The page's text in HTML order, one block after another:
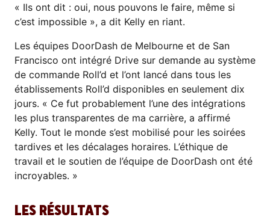
« Ils ont dit : oui, nous pouvons le faire, même si
c’est impossible », a dit Kelly en riant.
Les équipes DoorDash de Melbourne et de San
Francisco ont intégré Drive sur demande au système
de commande Roll’d et l’ont lancé dans tous les
établissements Roll’d disponibles en seulement dix
jours. « Ce fut probablement l’une des intégrations
les plus transparentes de ma carrière, a affirmé
Kelly. Tout le monde s’est mobilisé pour les soirées
tardives et les décalages horaires. L’éthique de
travail et le soutien de l’équipe de DoorDash ont été
incroyables. »
LES RÉSULTATS